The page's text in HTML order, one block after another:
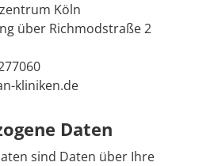
Köln
über Richmodstraße 2
kliniken.de
Daten
sind Daten über Ihre